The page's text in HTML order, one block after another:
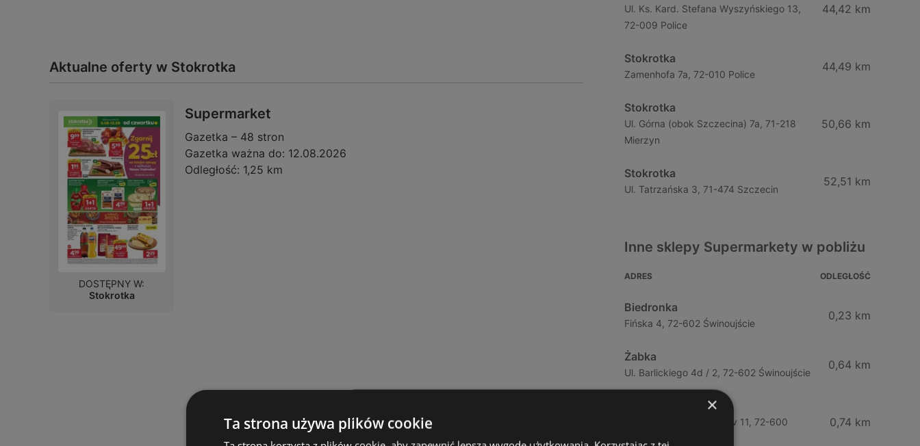
Aktualne oferty w Stokrotka
Supermarket
Gazetka – 48 stron
Gazetka ważna do: 12.08.2026
Odległość: 1,25 km
DOSTĘPNY W:
Stokrotka
Ul. Ks. Kard. Stefana Wyszyńskiego 13,
72-009 Police
44,42 km
Stokrotka
Zamenhofa 7a, 72-010 Police
44,49 km
Stokrotka
Ul. Górna (obok Szczecina) 7a, 71-218
Mierzyn
50,66 km
Stokrotka
Ul. Tatrzańska 3, 71-474 Szczecin
52,51 km
Inne sklepy Supermarkety w pobliżu
ADRES ODLEGŁOŚĆ
Biedronka
Fińska 4, 72-602 Świnoujście
0,23 km
Żabka
Ul. Barlickiego 4d / 2, 72-602 Świnoujście
0,64 km
Wybrzeze Władysława Iv 11, 72-600
0,74 km
×
Ta strona używa plików cookie